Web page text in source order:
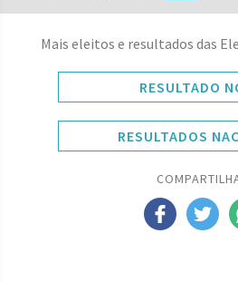
Mais eleitos e resultados das
RESULTADO
RESULTADOS